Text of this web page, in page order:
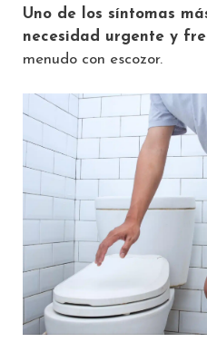
Uno de los síntomas
necesidad urgente y
menudo con escozor.